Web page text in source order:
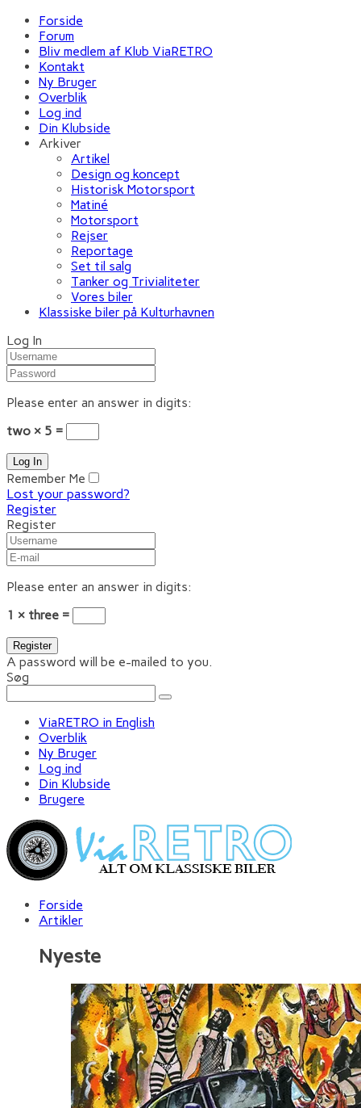
Forside
Forum
Bliv medlem af Klub ViaRETRO
Kontakt
Ny Bruger
Overblik
Log ind
Din Klubside
Arkiver
Artikel
Design og koncept
Historisk Motorsport
Matiné
Motorsport
Rejser
Reportage
Set til salg
Tanker og Trivialiteter
Vores biler
Klassiske biler på Kulturhavnen
Log In
Please enter an answer in digits:
two × 5 =
Remember Me
Lost your password?
Register
Register
Please enter an answer in digits:
1 × three =
A password will be e-mailed to you.
Søg
ViaRETRO in English
Overblik
Ny Bruger
Log ind
Din Klubside
Brugere
Forside
Artikler
Nyeste